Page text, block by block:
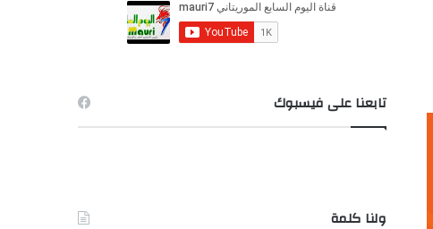
:
تابعنا على فيسبوك
ولنا كلمة